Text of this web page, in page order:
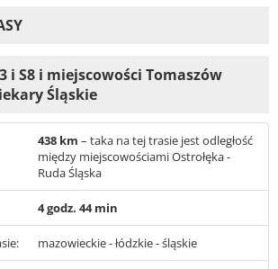
i S8 i miejscowości Tomaszów
Śląskie
438 km – taka na tej trasie jest odległość
między miejscowościami Ostrołęka -
Ruda Śląska
4 godz. 44 min
mazowieckie - łódzkie - śląskie